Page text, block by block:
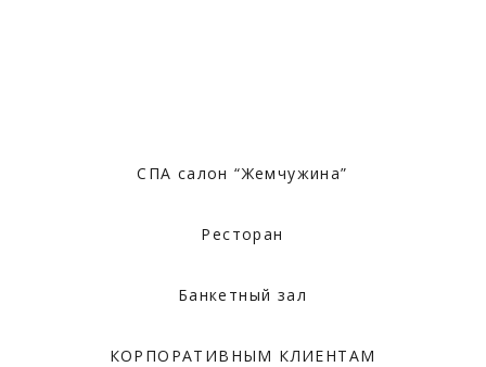
СПА салон “Жемчужина”
Ресторан
Банкетный зал
КОРПОРАТИВНЫМ КЛИЕНТАМ